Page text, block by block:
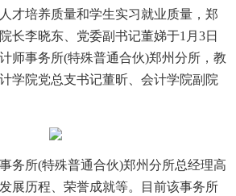
才培养质量和学生实习就业质量，郑
长李晓东、党委副书记董娣于1月3日
师事务所(特殊普通合伙)郑州分所，教
学院党总支书记董昕、会计学院副院
务所(特殊普通合伙)郑州分所总经理高
展历程、荣誉成就等。目前该事务所